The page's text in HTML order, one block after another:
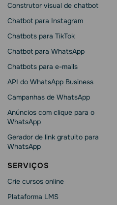
Construtor visual de chatbot
Chatbot para Instagram
Chatbots para TikTok
Chatbot para WhatsApp
Chatbots para e-mails
API do WhatsApp Business
Campanhas de WhatsApp
Anúncios com clique para o
WhatsApp
Gerador de link gratuito para
WhatsApp
SERVIÇOS
Crie cursos online
Plataforma LMS